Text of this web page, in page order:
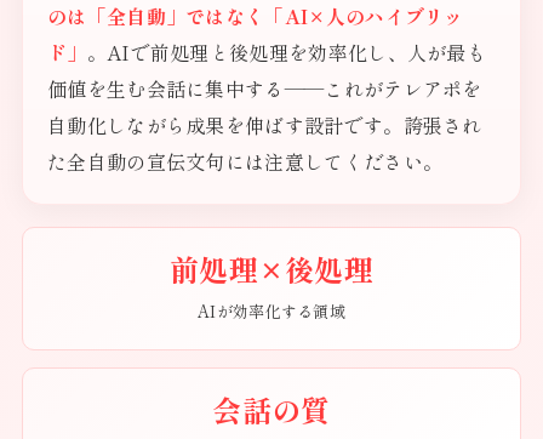
のは「全自動」ではなく「AI×人のハイブリッ
ド」 。AIで前処理と後処理を効率化し、人が最も
価値を生む会話に集中する——これがテレアポを
自動化しながら成果を伸ばす設計です。誇張され
た全自動の宣伝文句には注意してください。
前処理×後処理
AIが効率化する領域
会話の質